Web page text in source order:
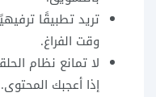
تريد تطبيقًا
وقت الفراغ.
لا تمانع نظام
إذا أعجبك المحتوى.